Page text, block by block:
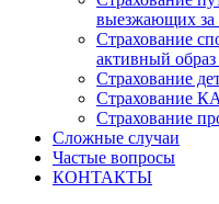
выезжающих за
Страхование
активный
Страхование
Страхование
Страхование
Сложные случаи
Частые вопросы
КОНТАКТЫ